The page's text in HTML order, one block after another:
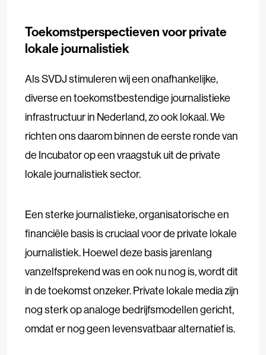
Toekomstperspectieven voor private
lokale journalistiek
Als SVDJ stimuleren wij een onafhankelijke,
diverse en toekomstbestendige journalistieke
infrastructuur in Nederland, zo ook lokaal. We
richten ons daarom binnen de eerste ronde van
de Incubator op een vraagstuk uit de private
lokale journalistiek sector.
Een sterke journalistieke, organisatorische en
financiële basis is cruciaal voor de private lokale
journalistiek. Hoewel deze basis jarenlang
vanzelfsprekend was en ook nu nog is, wordt dit
in de toekomst onzeker. Private lokale media zijn
nog sterk op analoge bedrijfsmodellen gericht,
omdat er nog geen levensvatbaar alternatief is.